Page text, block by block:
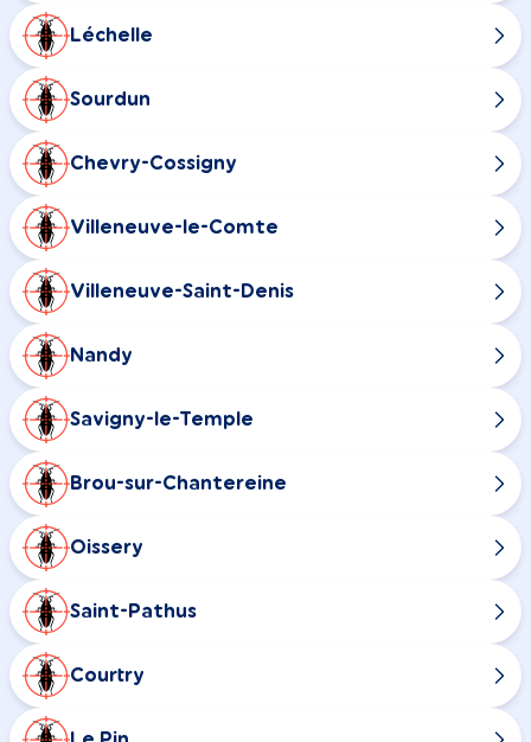
Léchelle
Sourdun
Chevry-Cossigny
Villeneuve-le-Comte
Villeneuve-Saint-Denis
Nandy
Savigny-le-Temple
Brou-sur-Chantereine
Oissery
Saint-Pathus
Courtry